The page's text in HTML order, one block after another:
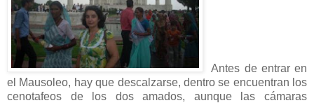
Antes de entrar en
el Mausoleo, hay que descalzarse, dentro se encuentran los
cenotafeos de los dos amados, aunque las cámaras